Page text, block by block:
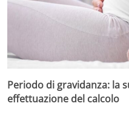
Periodo di gravidanza: la
effettuazione del calcolo